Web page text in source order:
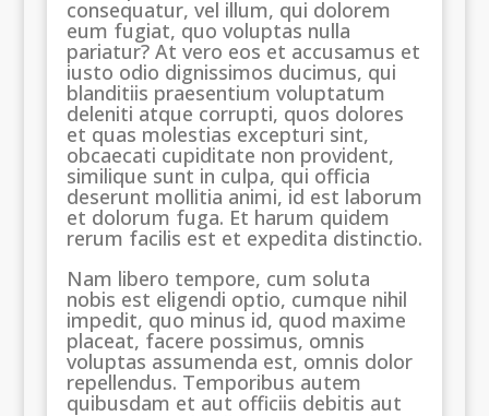
consequatur, vel illum, qui dolorem
eum fugiat, quo voluptas nulla
pariatur? At vero eos et accusamus et
iusto odio dignissimos ducimus, qui
blanditiis praesentium voluptatum
deleniti atque corrupti, quos dolores
et quas molestias excepturi sint,
obcaecati cupiditate non provident,
similique sunt in culpa, qui officia
deserunt mollitia animi, id est laborum
et dolorum fuga. Et harum quidem
rerum facilis est et expedita distinctio.
Nam libero tempore, cum soluta
nobis est eligendi optio, cumque nihil
impedit, quo minus id, quod maxime
placeat, facere possimus, omnis
voluptas assumenda est, omnis dolor
repellendus. Temporibus autem
quibusdam et aut officiis debitis aut